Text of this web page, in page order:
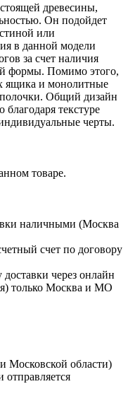
древесины,
Он подойдет
или
в данной модели
за счет наличия
формы. Помимо этого,
ящика и монолитные
полочки. Общий дизайн
текстуре
черты.
товаре.
наличными (Москва
счет по договору
через онлайн
только Москва и МО
Московской области)
отправляется